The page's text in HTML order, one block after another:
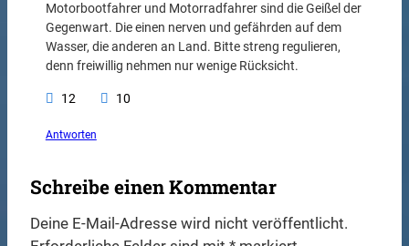
Motorbootfahrer und Motorradfahrer sind die Geißel der
Gegenwart. Die einen nerven und gefährden auf dem
Wasser, die anderen an Land. Bitte streng regulieren,
denn freiwillig nehmen nur wenige Rücksicht.
12 10
Antworten
Schreibe einen Kommentar
Deine E-Mail-Adresse wird nicht veröffentlicht.